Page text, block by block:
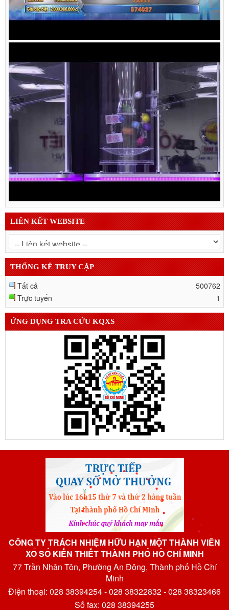
LIÊN KẾT WEBSITE
THỐNG KÊ TRUY CẬP
Tất cả
500762
Trực tuyến
1
ỨNG DỤNG TRA CỨU KQXS
CÔNG TY TRÁCH NHIỆM HỮU HẠN MỘT THÀNH VIÊN
XỔ SỐ KIẾN THIẾT THÀNH PHỐ HỒ CHÍ MINH
77 Trần Nhân Tôn, Phường An Đông, Thành phố Hồ Chí
Minh
Điện thoại: 028 38394254 - 028 38322832 - 028 38323466
Số fax: 028 38394255